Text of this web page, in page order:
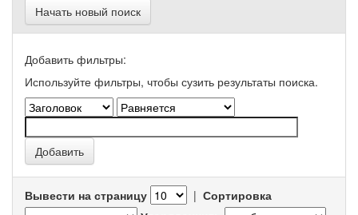
Начать новый поиск
Добавить фильтры:
Используйте фильтры, чтобы сузить результаты поиска.
Вывести на страницу | Сортировка